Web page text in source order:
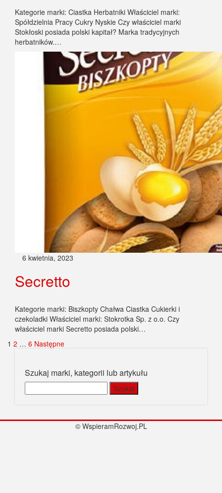
Kategorie marki: Ciastka Herbatniki Właściciel marki:
Spółdzielnia Pracy Cukry Nyskie Czy właściciel marki
Stokłoski posiada polski kapitał? Marka tradycyjnych
herbatników.…
6 kwietnia, 2023
Secretto
Kategorie marki: Biszkopty Chałwa Ciastka Cukierki i
czekoladki Właściciel marki: Stokrotka Sp. z o.o. Czy
właściciel marki Secretto posiada polski…
Stronicowanie
1 2 … 6 Następne
Szukaj marki, kategorii lub artykułu
© WspieramRozwoj.PL